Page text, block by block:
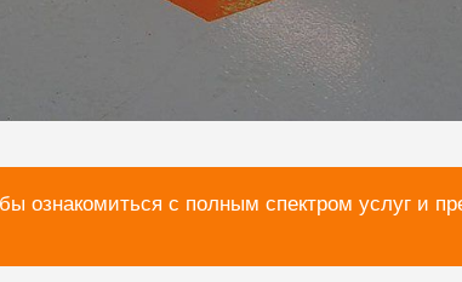
ознакомиться с полным спектром услуг и